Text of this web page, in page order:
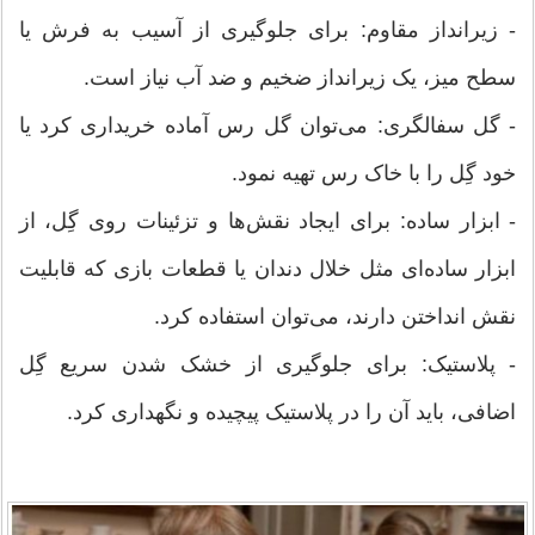
- زیرانداز مقاوم: برای جلوگیری از آسیب به فرش یا
سطح میز، یک زیرانداز ضخیم و ضد آب نیاز است.
- گل سفالگری: می‌توان گل رس آماده خریداری کرد یا
خود گِل را با خاک رس تهیه نمود.
- ابزار ساده: برای ایجاد نقش‌ها و تزئینات روی گِل، از
ابزار ساده‌ای مثل خلال دندان یا قطعات بازی که قابلیت
نقش انداختن دارند، می‌توان استفاده کرد.
- پلاستیک: برای جلوگیری از خشک شدن سریع گِل
اضافی، باید آن را در پلاستیک پیچیده و نگهداری کرد.